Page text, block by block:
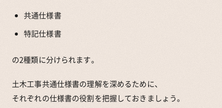
共通仕様書
特記仕様書
の2種類に分けられます。
土木工事共通仕様書の理解を深めるために、
それぞれの仕様書の役割を把握しておきましょう。